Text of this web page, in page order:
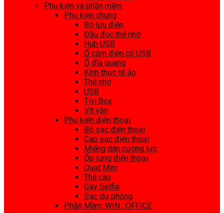
Phụ kiện và phần mềm
Phụ kiện chung
Bộ lưu điện
Đầu đọc thẻ nhớ
Hub USB
Ổ cắm điện có USB
Ổ đĩa quang
Kính thực tế ảo
Thẻ nhớ
USB
Tivi Box
Vít vặn
Phụ kiện điện thoại
Bộ sạc điện thoại
Cap sạc điện thoại
Miếng dán cường lực
Ốp lưng điện thoại
Quạt Mini
Thẻ cào
Gậy Selfie
Sạc dự phòng
Phần Mềm, WIN , OFFICE